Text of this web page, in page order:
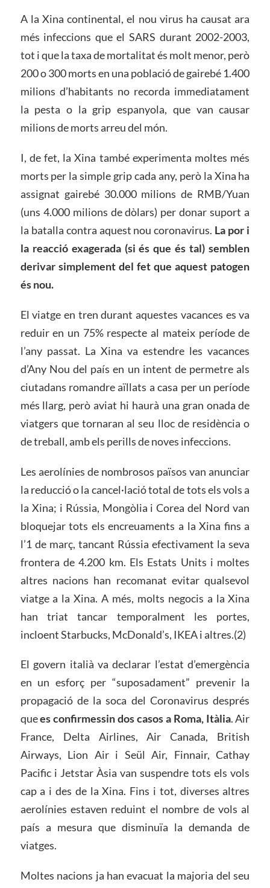
A la Xina continental, el nou virus ha causat ara
més infeccions que el SARS durant 2002-2003,
tot i que la taxa de mortalitat és molt menor, però
200 o 300 morts en una població de gairebé 1.400
milions d’habitants no recorda immediatament
la pesta o la grip espanyola, que van causar
milions de morts arreu del món.
I, de fet, la Xina també experimenta moltes més
morts per la simple grip cada any, però la Xina ha
assignat gairebé 30.000 milions de RMB/Yuan
(uns 4.000 milions de dòlars) per donar suport a
la batalla contra aquest nou coronavirus. La por i
la reacció exagerada (si és que és tal) semblen
derivar simplement del fet que aquest patogen
és nou.
El viatge en tren durant aquestes vacances es va
reduir en un 75% respecte al mateix període de
l’any passat. La Xina va estendre les vacances
d’Any Nou del país en un intent de permetre als
ciutadans romandre aïllats a casa per un període
més llarg, però aviat hi haurà una gran onada de
viatgers que tornaran al seu lloc de residència o
de treball, amb els perills de noves infeccions.
Les aerolínies de nombrosos països van anunciar
la reducció o la cancel·lació total de tots els vols a
la Xina; i Rússia, Mongòlia i Corea del Nord van
bloquejar tots els encreuaments a la Xina fins a
l’1 de març, tancant Rússia efectivament la seva
frontera de 4.200 km. Els Estats Units i moltes
altres nacions han recomanat evitar qualsevol
viatge a la Xina. A més, molts negocis a la Xina
han triat tancar temporalment les portes,
incloent Starbucks, McDonald’s, IKEA i altres.(2)
El govern italià va declarar l’estat d’emergència
en un esforç per “suposadament” prevenir la
propagació de la soca del Coronavirus després
quees confirmessin dos casos a Roma, Itàlia. Air
France, Delta Airlines, Air Canada, British
Airways, Lion Air i Seül Air, Finnair, Cathay
Pacific i Jetstar Àsia van suspendre tots els vols
cap a i des de la Xina. Fins i tot, diverses altres
aerolínies estaven reduint el nombre de vols al
país a mesura que disminuïa la demanda de
viatges.
Moltes nacions ja han evacuat la majoria del seu